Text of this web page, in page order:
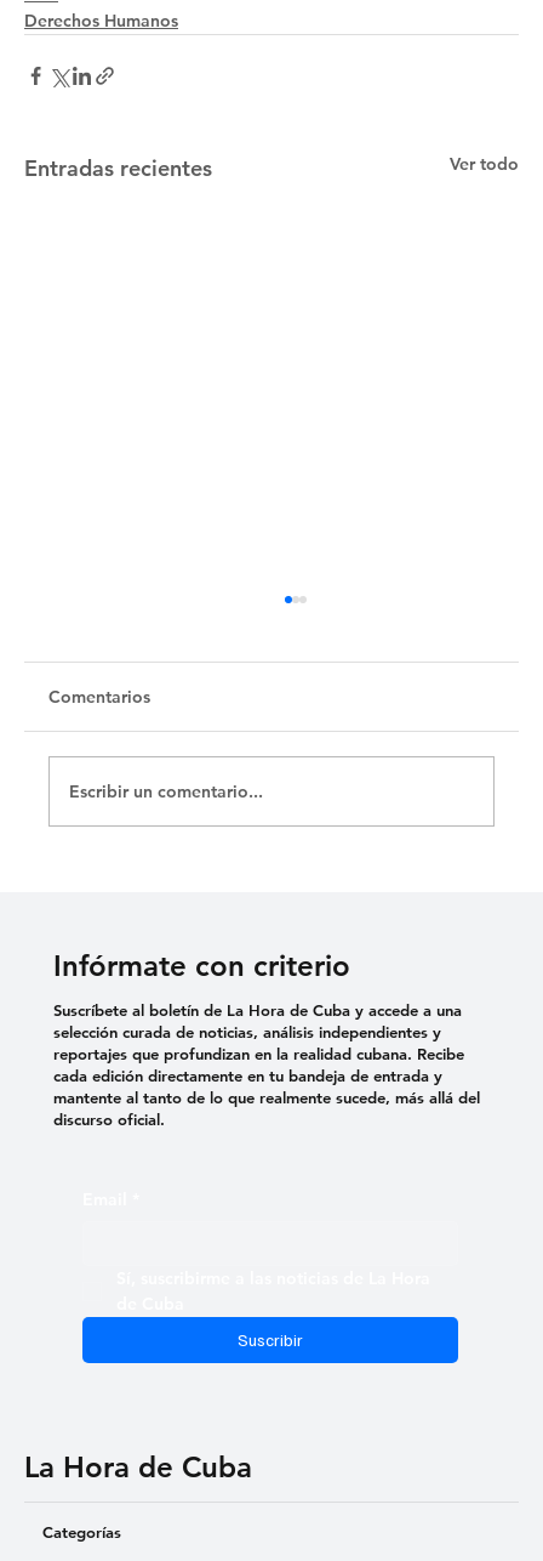
Derechos Humanos
Entradas recientes Ver todo
Untitled
Comentarios
Escribir un comentario...
Infórmate con criterio
Suscribir
Suscríbete al boletín de La Hora de Cuba y accede a una
selección curada de noticias, análisis independientes y
reportajes que profundizan en la realidad cubana. Recibe
cada edición directamente en tu bandeja de entrada y
mantente al tanto de lo que realmente sucede, más allá del
discurso oficial.
La Hora de Cuba
Categorías